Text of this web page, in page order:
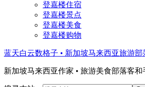
登嘉楼住宿
登嘉楼景点
登嘉楼美食
登嘉楼购物
蓝天白云数格子 • 新加坡马来西亚旅游部
新加坡马来西亚作家 • 旅游美食部落客和